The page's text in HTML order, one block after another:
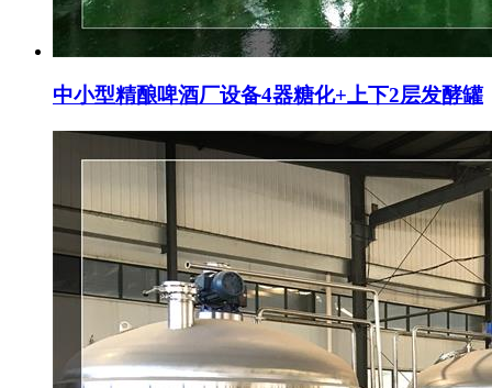
中小型精酿啤酒厂设备4器糖化+上下2层发酵罐